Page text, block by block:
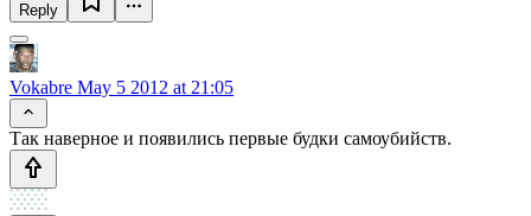
Reply
Vokabre May 5 2012 at 21:05
Так наверное и появились первые будки самоубийств.